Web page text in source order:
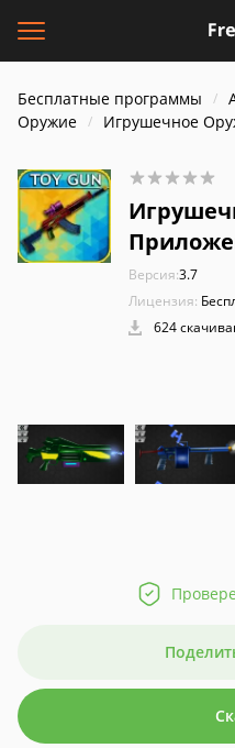
Бесплатные программы
Оружие
Игрушечное
Версия:3.7
Лицензия:
624